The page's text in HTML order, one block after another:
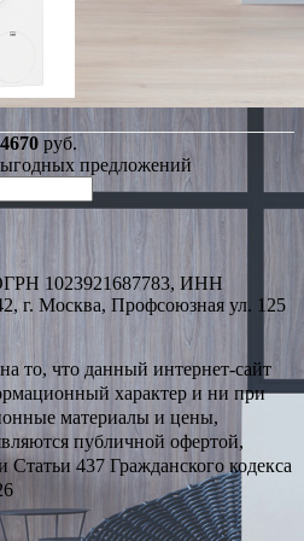
руб.
предложений
1023921687783, ИНН
г. Москва, Профсоюзная ул. 125
то, что данный интернет-сайт
характер и ни при
материалы и цены,
публичной офертой,
437 Гражданского кодекса